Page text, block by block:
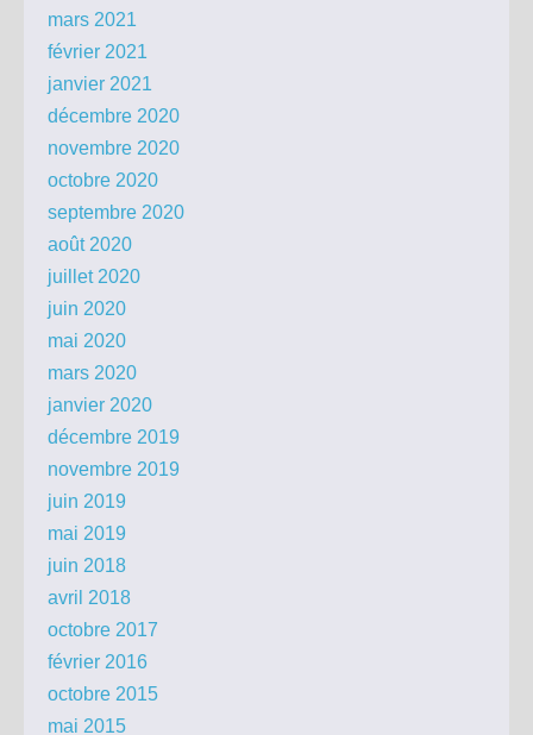
mars 2021
février 2021
janvier 2021
décembre 2020
novembre 2020
octobre 2020
septembre 2020
août 2020
juillet 2020
juin 2020
mai 2020
mars 2020
janvier 2020
décembre 2019
novembre 2019
juin 2019
mai 2019
juin 2018
avril 2018
octobre 2017
février 2016
octobre 2015
mai 2015